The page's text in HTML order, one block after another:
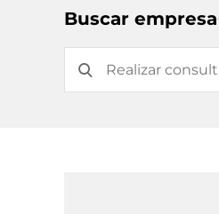
Buscar empresa